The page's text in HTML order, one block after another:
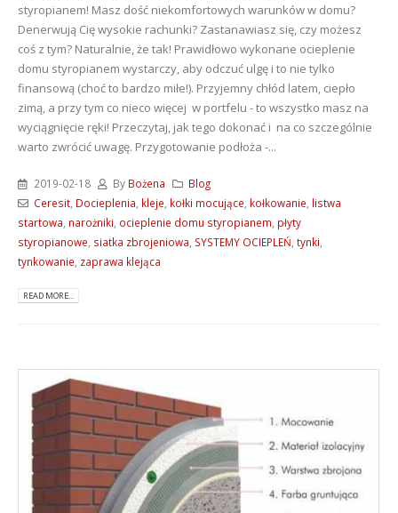
styropianem! Masz dość niekomfortowych warunków w domu?
Denerwują Cię wysokie rachunki? Zastanawiasz się, czy możesz
coś z tym? Naturalnie, że tak! Prawidłowo wykonane ocieplenie
domu styropianem wystarczy, aby odczuć ulgę i to nie tylko
finansową (choć to bardzo miłe!). Przyjemny chłód latem, ciepło
zimą, a przy tym co nieco więcej w portfelu - to wszystko masz na
wyciągnięcie ręki! Przeczytaj, jak tego dokonać i na co szczególnie
warto zwrócić uwagę. Przygotowanie podłoża -...
2019-02-18 By Bożena
Blog
Ceresit, Docieplenia kleje kołki mocujące kołkowanie listwa
startowa narożniki ocieplenie domu styropianem płyty
styropianowe siatka zbrojeniowa SYSTEMY OCIEPLEŃ tynki
tynkowanie zaprawa klejąca
READ MORE...